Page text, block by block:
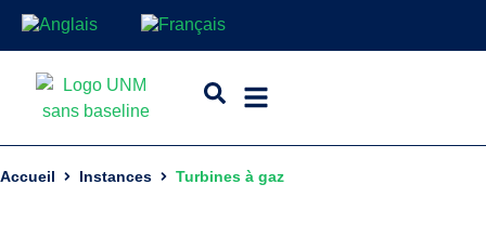
Accueil Instances Turbines à gaz